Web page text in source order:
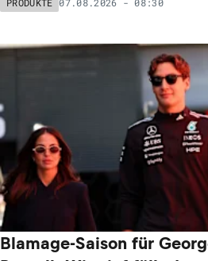
Blamage-Saison für